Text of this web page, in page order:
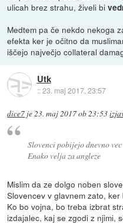
ulicah brez strahu, živeli bi
Medtem pa če nekdo nekoga
efekta ker je očitno da
iščejo največjo collateral
Utk
::23. maj 2017, 23:57
dice7 je23. maj 2017 ob 23:53
Slovenci pobijejo dnevno
Enako velja za angleze
Mislim da ze dolgo noben
Slovencev v glavnem zato, ker
Ko bo vojna, bo treba izbrat
izdajalec, kaj se zgodi z njimi,